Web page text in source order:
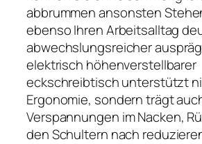
abbrummen ansonsten
ebenso Ihren Arbeitsalltag
abwechslungsreicher
elektrisch höhenverstellbarer
eckschreibtisch unterstützt
Ergonomie, sondern trägt
Verspannungen im Nacken,
den Schultern nach